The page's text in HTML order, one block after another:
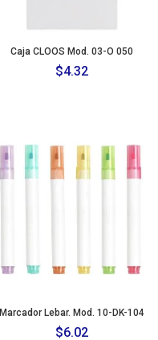
Caja CLOOS Mod. 03-O 050
$4.32
Marcador Lebar. Mod. 10-DK-104
$6.02